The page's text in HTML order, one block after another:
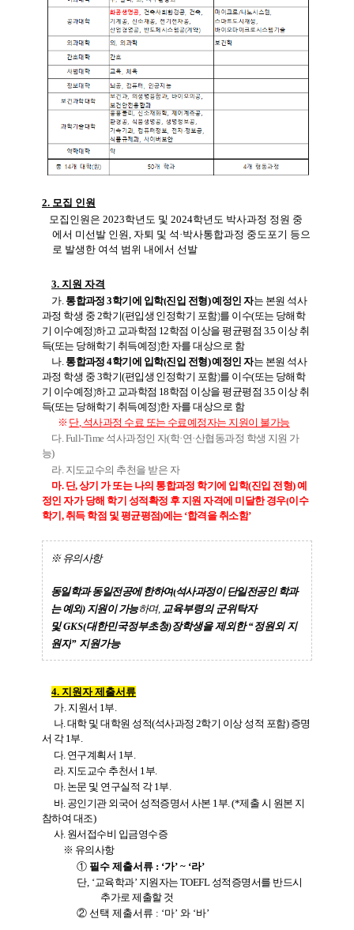
2. 모집 인원
모집인원은 2023학년도 및 2024학년도 박사과정 정원 중
에서 미선발 인원 ,자퇴 및 석 ·박사통합과정 중도포기 등으
로 발생한 여석 범위 내에서 선발
3.지원 자격
가 통합과정3학기에 입학(진입 전형)예정인 자는 본원 석사
과정 학생 중 2학기(편입생 인정학기 포함)를 이수(또는 당해학
기 이수예정)하고 교과학점 12학점 이상을 평균평점 3.5 이상 취
득(또는 당해학기 취득예정)한 자를 대상으로 함
나 통합과정4학기에 입학(진입 전형)예정인 자는 본원 석사
과정 학생 중 3학기(편입생 인정학기 포함)를 이수(또는 당해학
기 이수예정)하고 교과학점 18학점 이상을 평균평점 3.5 이상 취
득(또는 당해학기 취득예정)한 자를 대상으로 함
※ 단, 석사과정 수료 또는 수료예정자는 지원이 불가능
다. Full-Time 석사과정인 자(학·연·산협동과정 학생 지원 가
능)
라. 지도교수의 추천을 받은 자
마. 단,상기 가 또는 나의 통합과정 학기에 입학(진입 전형)예
정인 자가 당해 학기 성적확정 후 지원 자격에 미달한 경우(이수
학기 ,취득 학점 및 평균평점)에는 ‘합격을 취소함’
※유의사항
동일학과 동일전공에 한하여(석사과정이 단일전공인 학과
는 예외) 지원이 가능하며, 교육부령의 군위탁자
및GKS(대한민국정부초청)장학생을 제외한“정원외 지
원자” 지원가능
4.지원자 제출서류
가. 지원서 1부.
나.대학 및 대학원 성적(석사과정 2학기 이상 성적 포함) 증명
서 각 1부.
다 연구계획서 1 부
라. 지도교수 추천서 1부.
마. 논문 및 연구실적 각 1부.
바 공인기관 외국어 성적증명서 사본 1 부 . (*제출 시 원본 지
참하여 대조)
사. 원서접수비 입금영수증
※ 유의사항
① 필수 제출서류 : ‘가’ ~ ‘라’
단, ‘교육학과’ 지원자는TOEFL 성적증명서를 반드시
추가로 제출할 것
② 선택 제출서류 : ‘마’ 와 ‘바’